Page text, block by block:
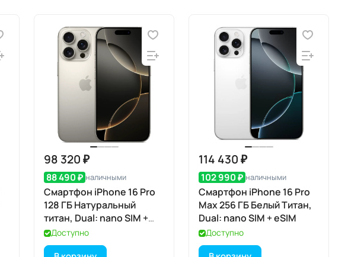
98 320 ₽
88 490 ₽ наличными
Смартфон iPhone 16 Pro
128 ГБ Натуральный
титан, Dual: nano SIM +
eSIM
Доступно
114 430 ₽
102 990 ₽ наличными
Смартфон iPhone 16 Pro
Max 256 ГБ Белый Титан,
Dual: nano SIM + eSIM
Доступно